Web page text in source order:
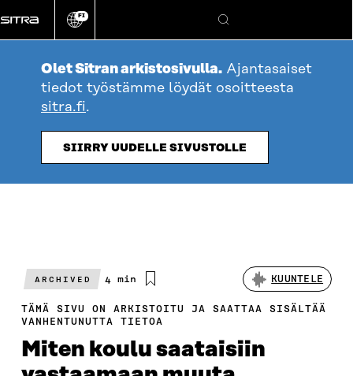
suoraan
sisältöön
Vaihda
kieli
FI
Hae
Olet Sitran arkistosivulla. Ajantasaiset
tiedot työstämme löydät osoitteesta
sitra.fi.
SIIRRY UUDELLE SIVUSTOLLE
ARCHIVED
Arvioitu
4 min KUUNTELE
TÄMÄ SIVU ON ARKISTOITU JA SAATTAA SISÄLTÄÄ
VANHENTUNUTTA TIETOA
Miten koulu saataisiin